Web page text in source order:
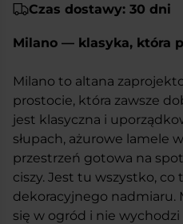
Czas dostawy: 30 dni
Milano — klasyka, która
Milano to altana
prostocie, która zawsze
jest klasyczna i
słupach, ażurowe lamele
przestrzeń gotowa na
ciszy. Jest tu wszystko, co
dekoracyjnego nadmiaru.
się w ogród i nie wychodzi